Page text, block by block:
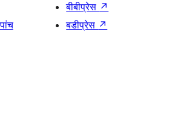
बीबीप्रेस ↗
बडीप्रेस ↗